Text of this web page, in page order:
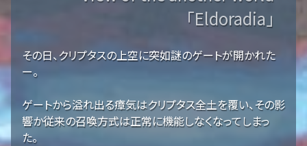
「Eldoradia」
その日、クリプタスの上空に突如謎のゲートが開かれた
ー。
ゲートから溢れ出る瘴気はクリプタス全土を覆い、その影
響か従来の召喚方式は正常に機能しなくなってしまっ
た。